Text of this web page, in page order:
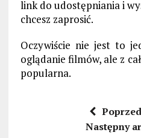
link do udostępniania i
chcesz zaprosić.
Oczywiście nie jest to
oglądanie filmów, ale z
popularna.
Następny